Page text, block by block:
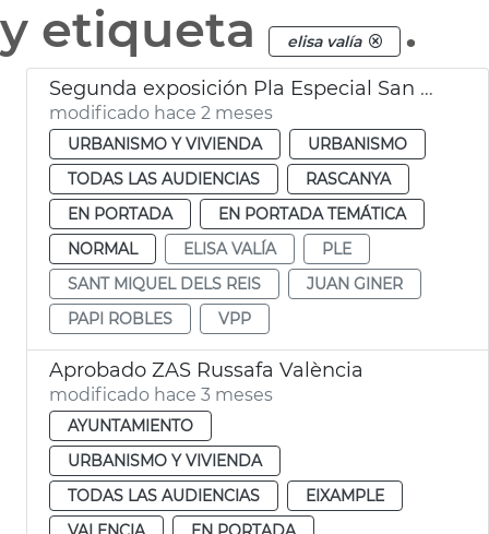
y etiqueta elisa valía .
Segunda exposición Pla Especial San Miquel de los Reyes València
modificado hace 2 meses
URBANISMO Y VIVIENDA
URBANISMO
TODAS LAS AUDIENCIAS
RASCANYA
EN PORTADA
EN PORTADA TEMÁTICA
NORMAL
ELISA VALÍA
PLE
SANT MIQUEL DELS REIS
JUAN GINER
PAPI ROBLES
VPP
Aprobado ZAS Russafa València
modificado hace 3 meses
AYUNTAMIENTO
URBANISMO Y VIVIENDA
TODAS LAS AUDIENCIAS
EIXAMPLE